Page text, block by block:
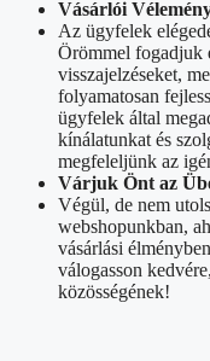
Vásárlói
Az ügyfelek
Örömmel fogadjuk
visszajelzéseket,
folyamatosan
ügyfelek által
kínálatunkat és
megfeleljünk az
Várjuk Önt az
Végül, de nem
webshopunkban,
vásárlási
válogasson
közösségének!